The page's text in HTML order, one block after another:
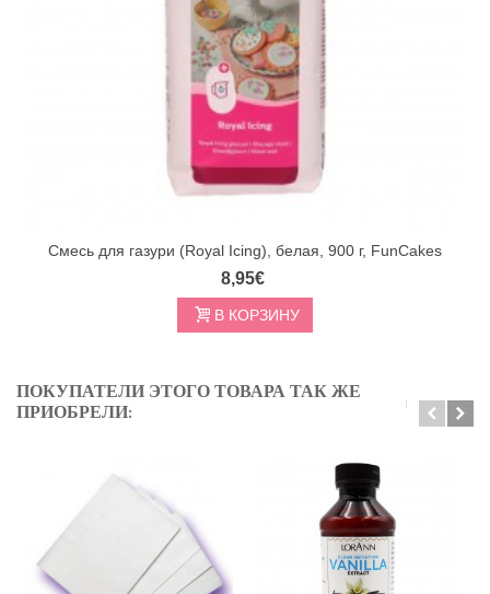
Смесь для газури (Royal Icing), белая, 900 г, FunCakes
8,95€
В КОРЗИНУ
ПОКУПАТЕЛИ ЭТОГО ТОВАРА ТАК ЖЕ
ПРИОБРЕЛИ: